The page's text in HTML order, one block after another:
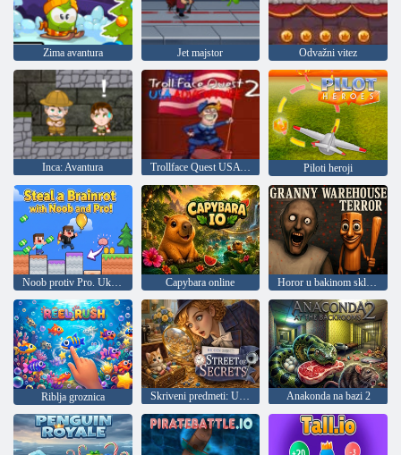
Zima avantura Jet majstor Odvažni vitez
Inca: Avantura Trollface Quest USA Adventure 2 Piloti heroji
Capybara online
Riblja groznica Skriveni predmeti: Ulica tajni Anakonda na bazi 2